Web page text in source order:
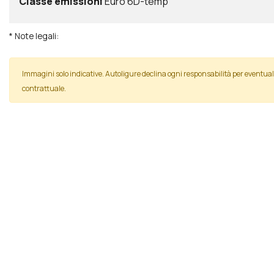
* Note legali:
Immagini solo indicative. Autoligure declina ogni responsabilità per
contrattuale.